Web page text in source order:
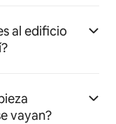
al edificio
vayan?